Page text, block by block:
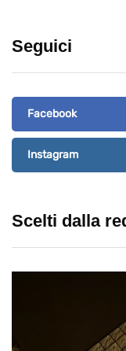
Seguici
Facebook
Instagram
Scelti dalla